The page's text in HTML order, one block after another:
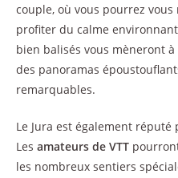
couple, où vous pourrez
profiter du calme
bien balisés vous mèneront
des panoramas
remarquables.
Le Jura est également
Les amateurs de VTT
les nombreux sentiers